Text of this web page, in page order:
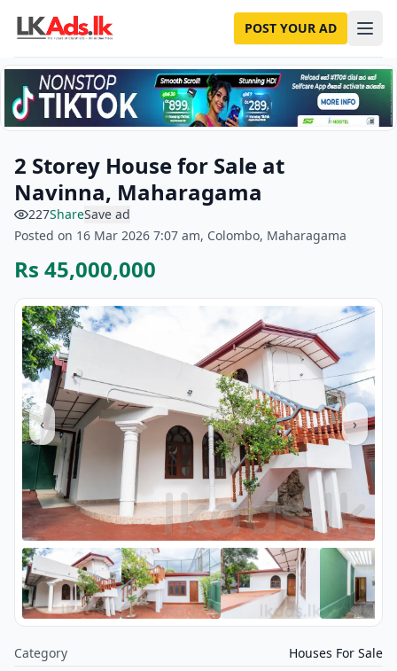
POST YOUR AD
2 Storey House for Sale at
Navinna, Maharagama
227ShareSave ad
Posted on 16 Mar 2026 7:07 am, Colombo, Maharagama
Rs 45,000,000
‹ ›
Category
Houses For Sale